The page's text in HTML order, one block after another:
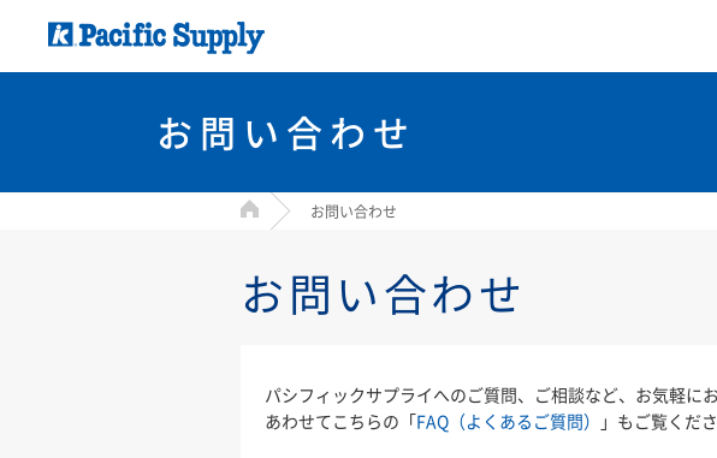
お問い合わせ
HOME お問い合わせ
お問い合わせ
パシフィックサプライへのご質問、ご相談など、お気軽に
あわせてこちらの「FAQ（よくあるご質問） 」もご覧くだ